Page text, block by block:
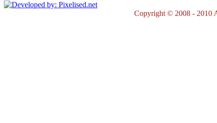
Copyright © 2008 - 2010